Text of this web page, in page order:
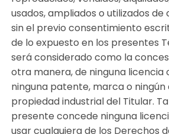
usados, ampliados o utilizados
sin el previo consentimiento
de lo expuesto en los presentes
será considerado como la
otra manera, de ninguna licencia
ninguna patente, marca o
propiedad industrial del Titular.
presente concede ninguna
usar cualquiera de los Derechos